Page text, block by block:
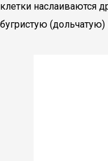
клетки наслаиваются
бугристую (дольчатую)